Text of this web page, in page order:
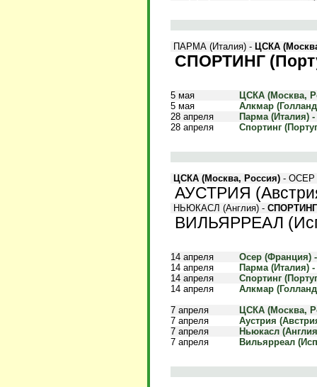
ПАРМА (Италия) - ЦСКА
СПОРТИНГ
5 мая
ЦСКА (Москва,
5 мая
Алкмар
28 апреля
Парма (Италия)
28 апреля
Спортинг
ЦСКА (Москва, Россия)- ОСЕР
АУСТРИЯ
НЬЮКАСЛ (Англия) - СПОРТИНГ
ВИЛЬЯРРЕАЛ
14 апреля
Осер (Франция)
14 апреля
Парма (Италия)
14 апреля
Спортинг
14 апреля
Алкмар
7 апреля
ЦСКА (Москва,
7 апреля
Аустрия
7 апреля
Ньюкасл
7 апреля
Вильярреал